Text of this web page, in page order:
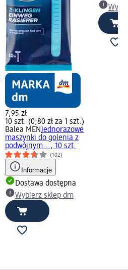
7,95 zł
10 szt. (0,80 zł za 1 szt.)
Balea MENJednorazowe
maszynki do golenia z
podwójnym..., 10 szt.
(102)
Informacje
Dostawa dostępna
Wybierz sklep dm